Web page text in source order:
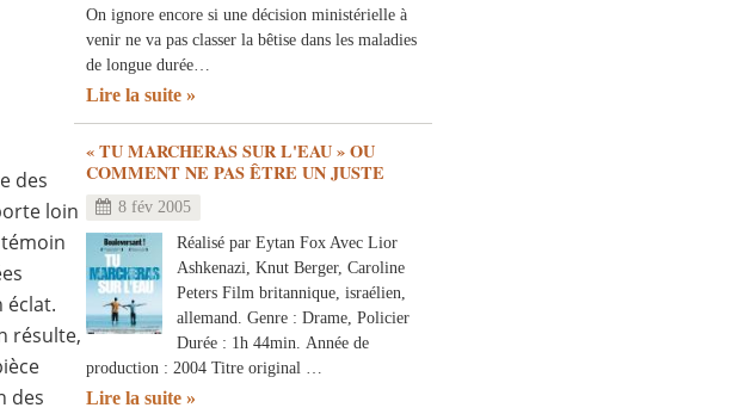
des
loin
éclat.
résulte,
des
On ignore encore si une décision ministérielle à
venir ne va pas classer la bêtise dans les maladies
de longue durée…
Lire la suite
« TU MARCHERAS SUR L'EAU » OU
COMMENT NE PAS ÊTRE UN JUSTE
8 fév 2005
Réalisé par Eytan Fox Avec Lior
Ashkenazi, Knut Berger, Caroline
Peters Film britannique, israélien,
allemand. Genre : Drame, Policier
Durée : 1h 44min. Année de
production : 2004 Titre original …
Lire la suite